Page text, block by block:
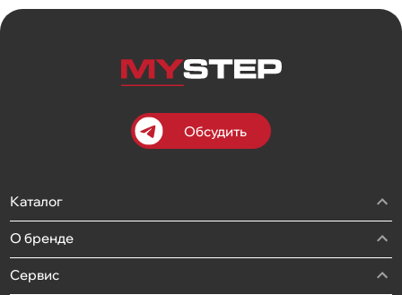
Обсудить
Каталог
О бренде
Сервис